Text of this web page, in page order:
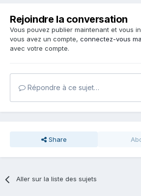
Rejoindre la conversation
Vous pouvez publier maintenant et vous
vous avez un compte, connectez-vous
avec votre compte.
Répondre à ce sujet…
Share
Aller sur la liste des sujets